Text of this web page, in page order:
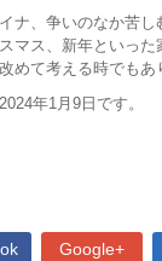
ナ、争いのなか苦
マス、新年といっ
めて考える時でもあ
年1月9日です。
Google+